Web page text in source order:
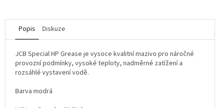
Popis Diskuze
JCB Special HP Grease je vysoce kvalitní mazivo pro náročné
provozní podmínky, vysoké teploty, nadměrné zatížení a
rozsáhlé vystavení vodě.
Barva modrá